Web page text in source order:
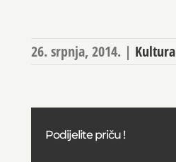
26. srpnja, 2014. | Kultura
Podijelite priču !